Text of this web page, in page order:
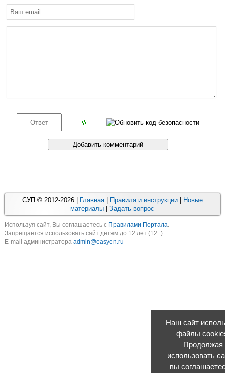
СУП © 2012-2026 | Главная| Правила и инструкции|
Новые
материалы |Задать вопрос
Используя cайт, Вы соглашаетесь с Правилами Портала.
Запрещается использовать сайт детям до 12 лет (12+)
E-mail администратора admin@easyen.ru
Наш сайт
файлы
Продолжая
использовать
вы